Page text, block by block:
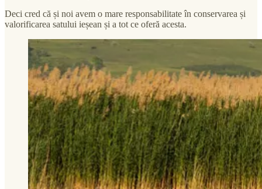
Deci cred că și noi avem o mare responsabilitate în conservarea și
valorificarea satului ieșean și a tot ce oferă acesta.